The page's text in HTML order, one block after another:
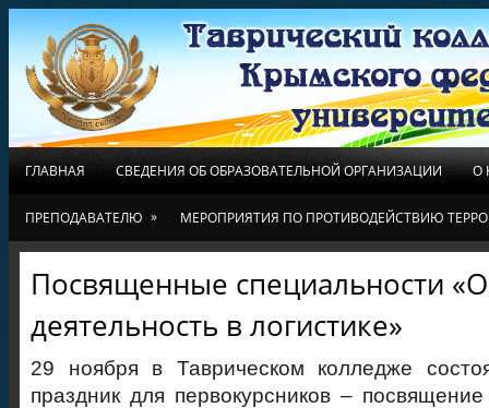
ГЛАВНАЯ СВЕДЕНИЯ ОБ ОБРАЗОВАТЕЛЬНОЙ ОРГАНИЗАЦИИ О
ПРЕПОДАВАТЕЛЮ » МЕРОПРИЯТИЯ ПО ПРОТИВОДЕЙСТВИЮ
Посвященные специальности
деятельность в логистике»
29 ноября в Таврическом колледже
праздник для первокурсников –